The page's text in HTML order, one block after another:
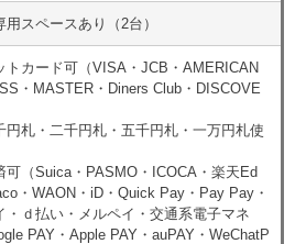
用スペースあり（2台）
トカード可（VISA・JCB・AMERICAN
・MASTER・Diners Club・DISCOVE
円札・二千円札・五千円札・一万円札使
可（Suica・PASMO・ICOCA・楽天Ed
・WAON・iD・Quick Pay・Pay Pay・
・ｄ払い・メルペイ・交通系電子マネ
PAY・Apple PAY・auPAY・WeChatP